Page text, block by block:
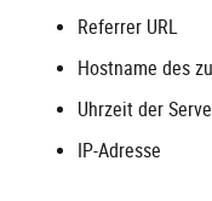
Referrer URL
Hostname des
Uhrzeit der
IP-Adresse